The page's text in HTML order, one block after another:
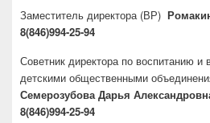
Заместитель директора (ВР)
8(846)994-25-94
Советник директора по воспитанию и
детскими общественными
Семерозубова Дарья
8(846)994-25-94